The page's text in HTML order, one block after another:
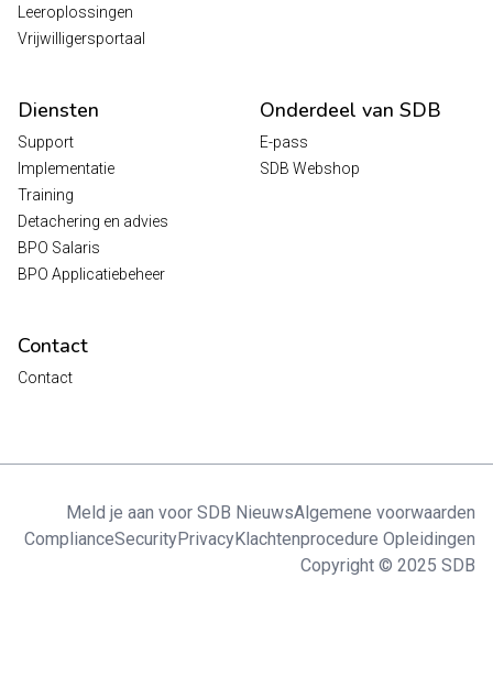
Leeroplossingen
Vrijwilligersportaal
Diensten
Support
Implementatie
Training
Detachering en advies
BPO Salaris
BPO Applicatiebeheer
Onderdeel van SDB
E-pass
SDB Webshop
Contact
Contact
Meld je aan voor SDB NieuwsAlgemene voorwaarden
ComplianceSecurityPrivacyKlachtenprocedure Opleidingen
Copyright © 2025 SDB